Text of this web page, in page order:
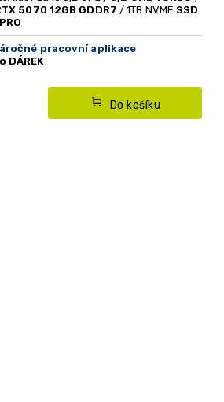
Do košíku
5070 12GB GDDR7 / 1TB NVMESSD
pracovní aplikace
DÁREK
Deliverance II nebo Forza Horizon
zásob
skleněným panelem
i9 - 12. generace